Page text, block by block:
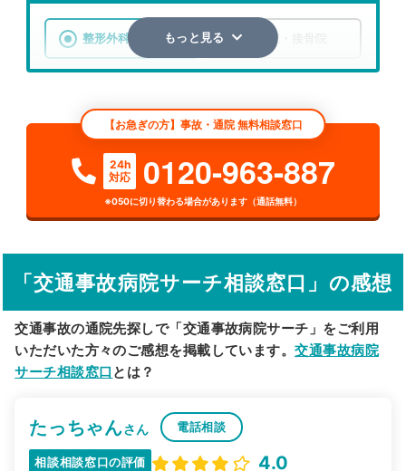
整形外科 整骨院・接骨院
検索する
詳細条件で絞り込む
その他の検索方法
駅から探す 院名から探す
もっと見る
【お急ぎの方】事故・通院 無料相談窓口
24h
対応
0120-963-887
※050に切り替わる場合があります（通話無料）
「交通事故病院サーチ相談窓口」の感想
交通事故の通院先探しで「交通事故病院サーチ」をご利用
いただいた方々のご感想を掲載しています。交通事故病院
サーチ相談窓口 とは？
たっちゃんさん 電話相談
相談相談窓口の評価 4.0